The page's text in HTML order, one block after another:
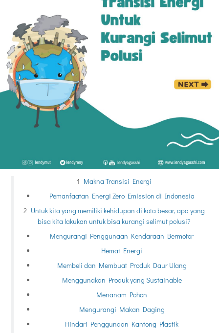
Makna Transisi Energi
Pemanfaatan Energi Zero Emission di Indonesia
Untuk kita yang memiliki kehidupan di kota besar, apa yang
bisa kita lakukan untuk bisa kurangi selimut polusi?
Mengurangi Penggunaan Kendaraan Bermotor
Hemat Energi
Membeli dan Membuat Produk Daur Ulang
Menggunakan Produk yang Sustainable
Menanam Pohon
Mengurangi Makan Daging
Hindari Penggunaan Kantong Plastik